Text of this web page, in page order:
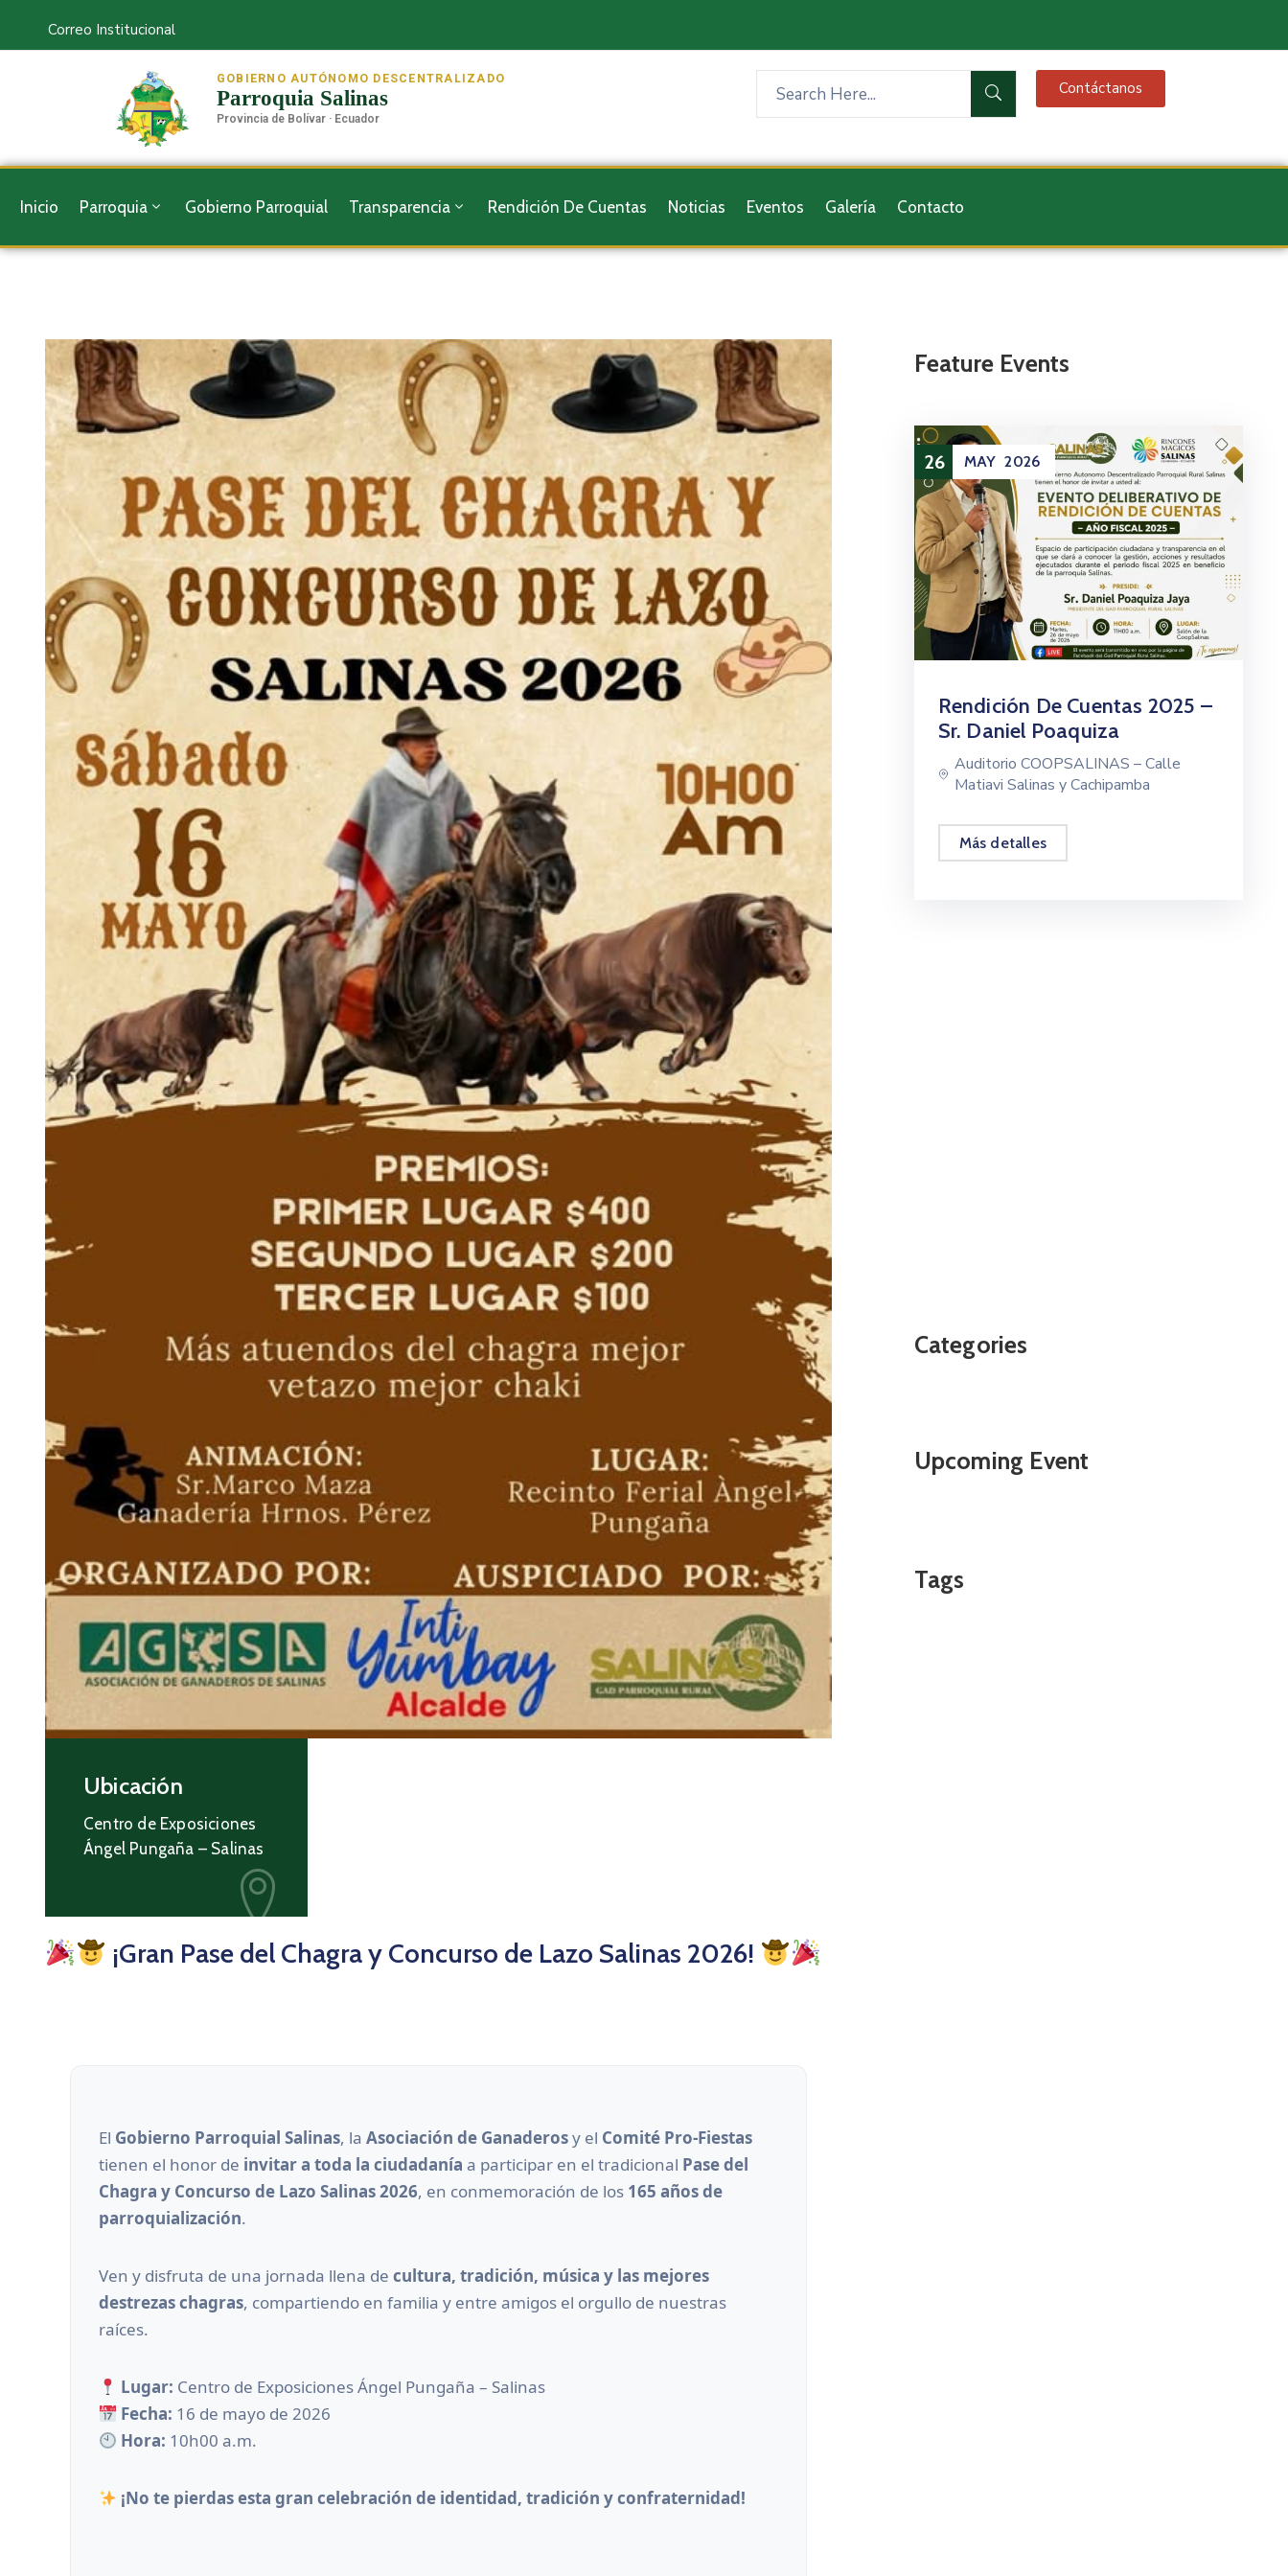
Correo Institucional
GOBIERNO AUTÓNOMO DESCENTRALIZADO
Parroquia Salinas
Provincia de Bolívar · Ecuador
Contáctanos
Inicio Parroquia Gobierno Parroquial Transparencia Rendición De Cuentas Noticias Eventos Galería Contacto
Ubicación
Centro de Exposiciones
Ángel Pungaña – Salinas
¡Gran Pase del Chagra y Concurso de Lazo Salinas 2026!
El Gobierno Parroquial Salinas, la Asociación de Ganaderosy el Comité Pro-Fiestas
tienen el honor de invitar a toda la ciudadanía a participar en el tradicional Pase del
Chagra y Concurso de Lazo Salinas 2026, en conmemoración de los 165 años de
parroquialización.
Ven y disfruta de una jornada llena de cultura, tradición, música y las mejores
destrezas chagras, compartiendo en familia y entre amigos el orgullo de nuestras
raíces.
Lugar: Centro de Exposiciones Ángel Pungaña – Salinas
Fecha: 16 de mayo de 2026
Hora: 10h00 a.m.
¡No te pierdas esta gran celebración de identidad, tradición y confraternidad!
Feature Events
MAY
¡Gran Pase Del Chagra Y
Concurso De Lazo Salinas
2026!
Más detalles
26 MAY 2026
Rendición De Cuentas 2025 –
Sr. Daniel Poaquiza
Auditorio COOPSALINAS – Calle
Matiavi Salinas y Cachipamba
Más detalles
Categories
Upcoming Event
Tags